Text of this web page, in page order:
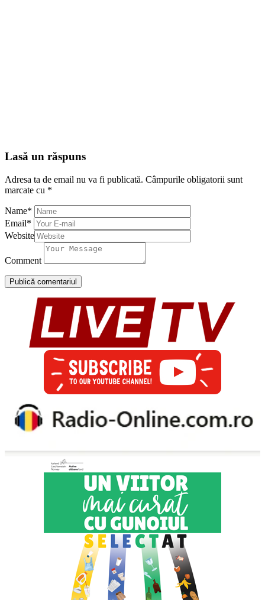
Lasă un răspuns
Adresa ta de email nu va fi publicată. Câmpurile obligatorii sunt
marcate cu *
Name*
Email*
Website
Comment